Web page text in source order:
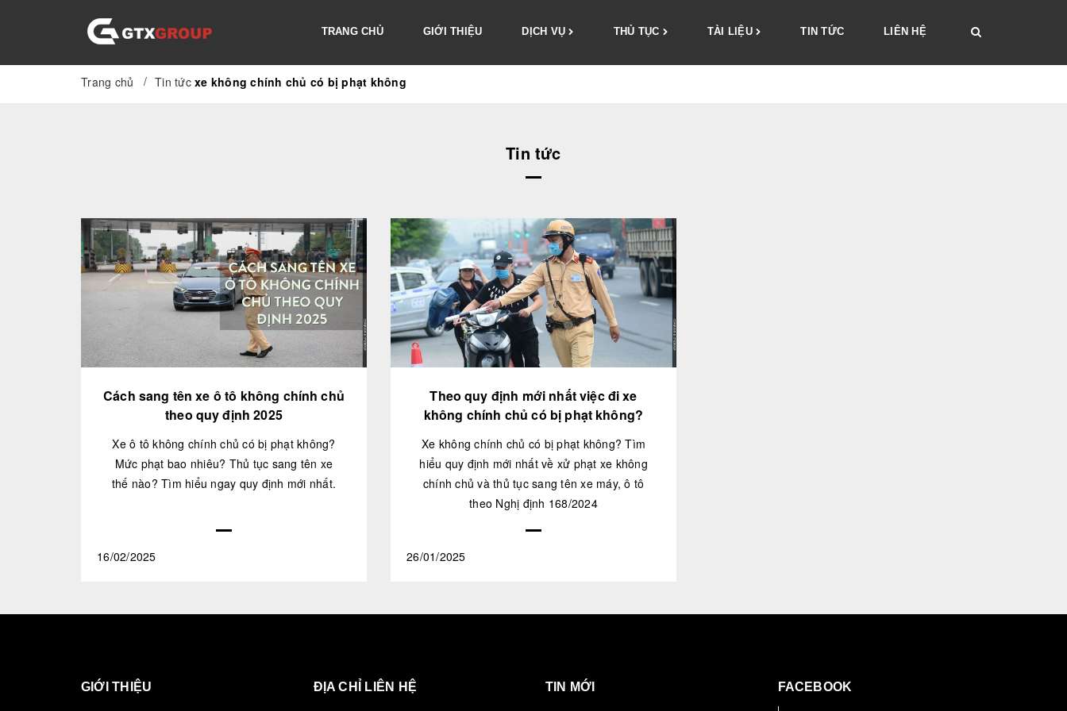
TRANG CHỦ GIỚI THIỆU DỊCH VỤ THỦ TỤC TÀI LIỆU TIN TỨC LIÊN HỆ
Trang chủ / Tin tức xe không chính chủ có bị phạt không
Tin tức
Cách sang tên xe ô tô không chính chủ
theo quy định 2025
Xe ô tô không chính chủ có bị phạt không?
Mức phạt bao nhiêu? Thủ tục sang tên xe
thế nào? Tìm hiểu ngay quy định mới nhất.
16/02/2025
Theo quy định mới nhất việc đi xe
không chính chủ có bị phạt không?
Xe không chính chủ có bị phạt không? Tìm
hiểu quy định mới nhất về xử phạt xe không
chính chủ và thủ tục sang tên xe máy, ô tô
theo Nghị định 168/2024
26/01/2025
GIỚI THIỆU ĐỊA CHỈ LIÊN HỆ TIN MỚI FACEBOOK